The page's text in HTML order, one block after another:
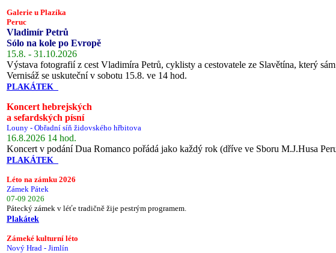
Galerie u Plazíka
Peruc
Vladimír Petrů
Sólo na kole po Evropě
15.8. - 31.10.2026
Výstava fotografií z cest Vladimíra Petrů, cyklisty a cestovatele ze Slavětína, který
Vernisáž se uskuteční v sobotu 15.8. ve 14 hod.
PLAKÁTEK
Koncert hebrejských
a sefardských písní
Louny - Obřadní síň židovského hřbitova
16.8.2026 14 hod.
Koncert v podání Dua Romanco pořádá jako každý rok (dříve ve Sboru M.J.Husa
PLAKÁTEK
Léto na zámku 2026
Zámek Pátek
07-09 2026
Pátecký zámek v léťe tradičně žije pestrým programem.
Plakátek
Zámeké kulturní léto
Nový Hrad - Jimlín